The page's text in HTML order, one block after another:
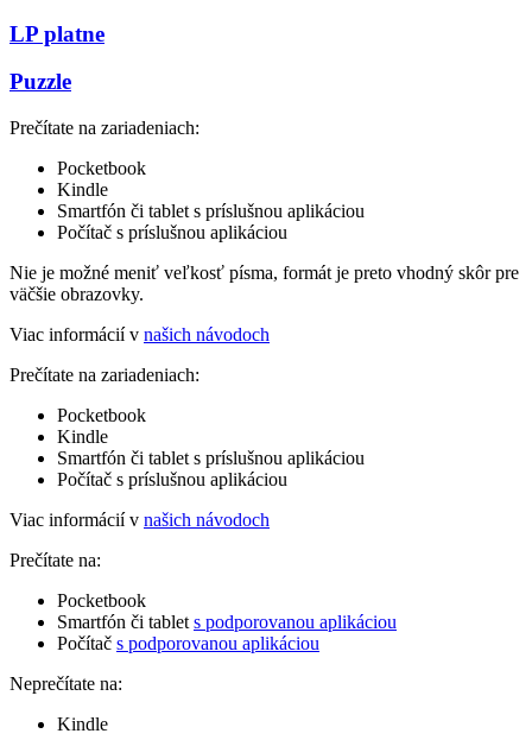
LP platne
Puzzle
Prečítate na zariadeniach:
Pocketbook
Kindle
Smartfón či tablet s príslušnou aplikáciou
Počítač s príslušnou aplikáciou
Nie je možné meniť veľkosť písma, formát je preto vhodný skôr pre
väčšie obrazovky.
Viac informácií v našich návodoch
Prečítate na zariadeniach:
Pocketbook
Kindle
Smartfón či tablet s príslušnou aplikáciou
Počítač s príslušnou aplikáciou
Viac informácií v našich návodoch
Prečítate na:
Pocketbook
Smartfón či tablet s podporovanou aplikáciou
Počítač s podporovanou aplikáciou
Neprečítate na:
Kindle